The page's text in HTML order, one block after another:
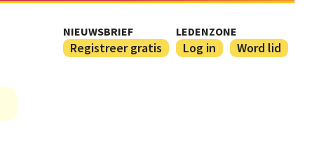
NIEUWSBRIEF
Registreer gratis
LEDENZONE
Log in Word lid